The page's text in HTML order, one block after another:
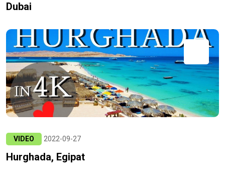
Dubai
VIDEO 2022-09-27
Hurghada, Egipat